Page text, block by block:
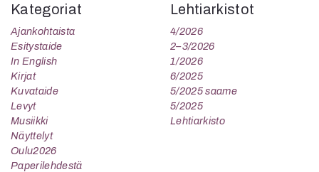
Kategoriat
Ajankohtaista
Esitystaide
In English
Kirjat
Kuvataide
Levyt
Musiikki
Näyttelyt
Oulu2026
Paperilehdestä
Lehtiarkistot
4/2026
2–3/2026
1/2026
6/2025
5/2025 saame
5/2025
Lehtiarkisto